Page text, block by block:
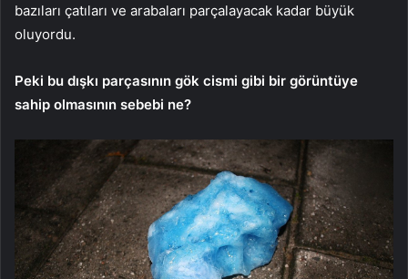
bazıları çatıları ve arabaları parçalayacak kadar büyük
oluyordu.
Peki bu dışkı parçasının gök cismi gibi bir görüntüye
sahip olmasının sebebi ne?